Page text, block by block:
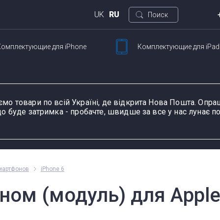
товари по всій Україні, де відкрита Нова Пошта.
затримка - пробачте, швидше за все у нас лунає
UK RU Поиск
Киев
ноутбуков
для iPhone
для смартфонов
Комплектующие для iPad
планшетов
устройства, модель или серию
iPhone 6
(модуль) для